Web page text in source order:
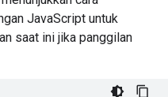
JavaScript untuk
saat ini jika panggilan